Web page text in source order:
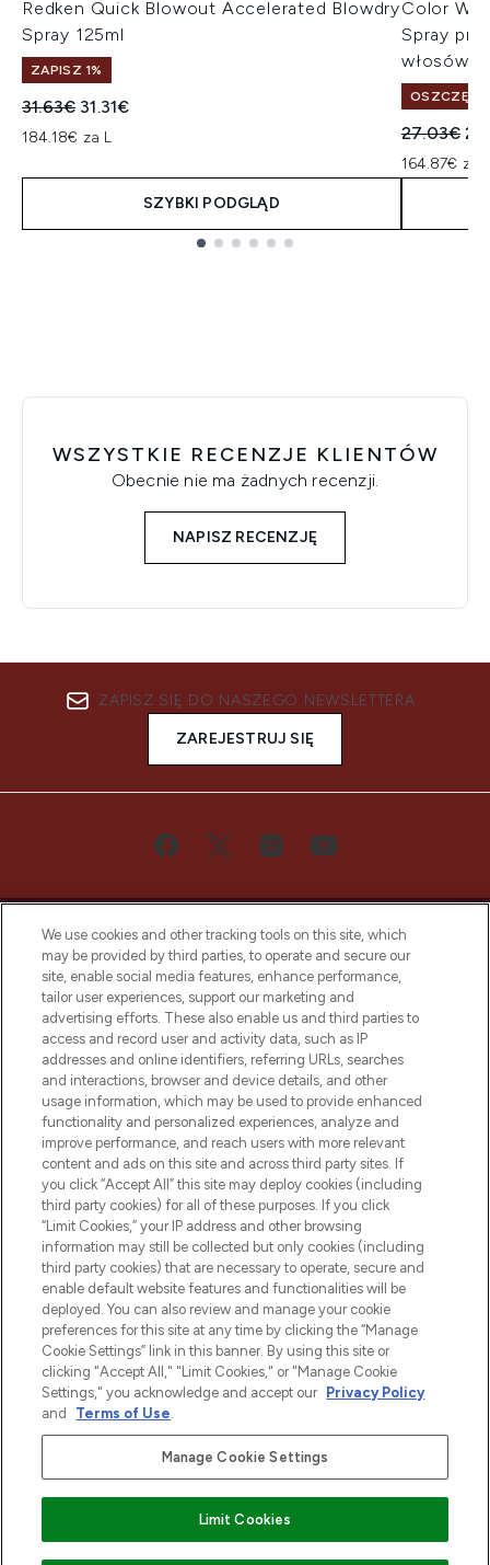
Redken Quick Blowout Accelerated Blowdry
Spray 125ml
ZAPISZ 1%
Sugerowana cena detaliczna:
31.63€ Aktualna cena:
31.31€
184.18€ za L
SZYBKI PODGLĄD
Color
Spray
włosów
OSZCZĘDŹ
27.03€
164.87€ za
WSZYSTKIE RECENZJE KLIENTÓW
Obecnie nie ma żadnych recenzji.
NAPISZ RECENZJĘ
ZAPISZ SIĘ DO NASZEGO NEWSLETTERA
ZAREJESTRUJ SIĘ
Bądź pierwszą osobą, która dowie się o
najnowszych produktach, od niszowych i
uznanych marek, sezonowych trendach i
otrzyma ekskluzywne artykuły redakcyjne
z Sunday Supplement.
Zgoda na pliki cookie
Do Not Sell or Share My Personal
Information
POMOC & INFORMACJE
WAŻNE INFORMACJE
O LOOKFANTASTIC
Płać bezpiecznie za pomocą
We use cookies and other tracking tools on this site, which
may be provided by third parties, to operate and secure our
site, enable social media features, enhance performance,
tailor user experiences, support our marketing and
advertising efforts. These also enable us and third parties to
access and record user and activity data, such as IP
addresses and online identifiers, referring URLs, searches
and interactions, browser and device details, and other
usage information, which may be used to provide enhanced
functionality and personalized experiences, analyze and
improve performance, and reach users with more relevant
content and ads on this site and across third party sites. If
you click “Accept All” this site may deploy cookies (including
third party cookies) for all of these purposes. If you click
“Limit Cookies,” your IP address and other browsing
information may still be collected but only cookies (including
third party cookies) that are necessary to operate, secure and
enable default website features and functionalities will be
deployed. You can also review and manage your cookie
preferences for this site at any time by clicking the “Manage
Cookie Settings” link in this banner. By using this site or
clicking "Accept All," "Limit Cookies," or "Manage Cookie
Settings," you acknowledge and accept our Privacy Policy
and
Terms of Use.
Manage Cookie Settings
Limit Cookies